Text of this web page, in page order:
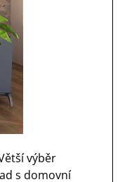
výběr
s domovní